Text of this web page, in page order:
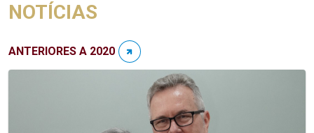
NOTÍCIAS
ANTERIORES A 2020